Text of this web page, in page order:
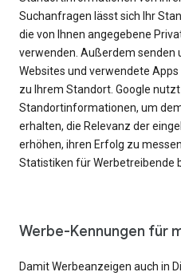
Suchanfragen lässt sich Ihr
die von Ihnen angegebene
verwenden. Außerdem senden
Websites und verwendete
zu Ihrem Standort. Google
Standortinformationen, um
erhalten, die Relevanz der
erhöhen, ihren Erfolg zu
Statistiken für Werbetreibende
Werbe-Kennungen für
Damit Werbeanzeigen auch in